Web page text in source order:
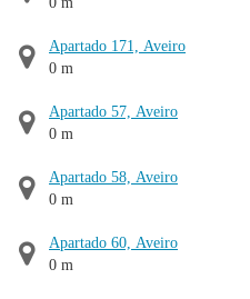
Apartado 171, Aveiro
0 m
Apartado 57, Aveiro
0 m
Apartado 58, Aveiro
0 m
Apartado 60, Aveiro
0 m